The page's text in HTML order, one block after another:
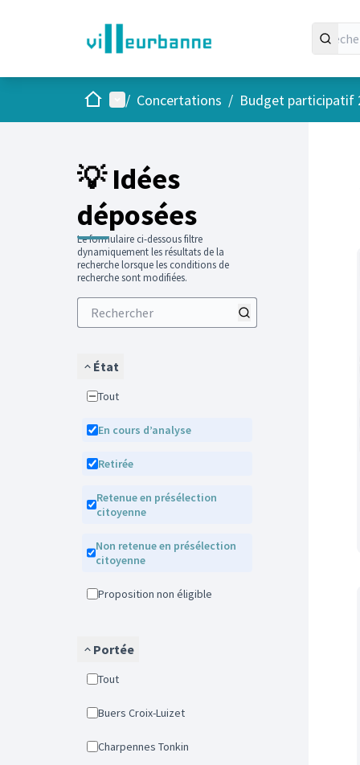
AccueilMenu principal
/ Concertations / Budget participatif
💡 Idées
déposées
Le formulaire ci-dessous filtre
dynamiquement les résultats de la
recherche lorsque les conditions de
recherche sont modifiées.
État
Tout
En cours d’analyse
Retirée
Retenue en présélection
citoyenne
Non retenue en présélection
citoyenne
Proposition non éligible
Portée
Tout
Buers Croix-Luizet
Charpennes Tonkin